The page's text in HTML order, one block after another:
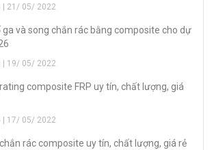
| 21/ 05/ 2022
ga và song chắn rác bằng composite cho dự
| 19/ 05/ 2022
composite FRP uy tín, chất lượng, giá
| 17/ 05/ 2022
rác composite uy tín, chất lượng, giá rẻ